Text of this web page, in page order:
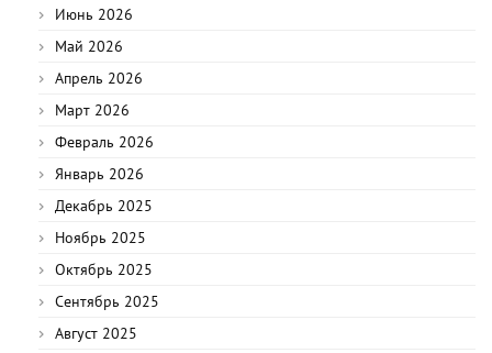
Июнь 2026
Май 2026
Апрель 2026
Март 2026
Февраль 2026
Январь 2026
Декабрь 2025
Ноябрь 2025
Октябрь 2025
Сентябрь 2025
Август 2025